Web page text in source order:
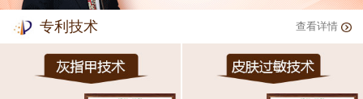
专利技术 查看详情